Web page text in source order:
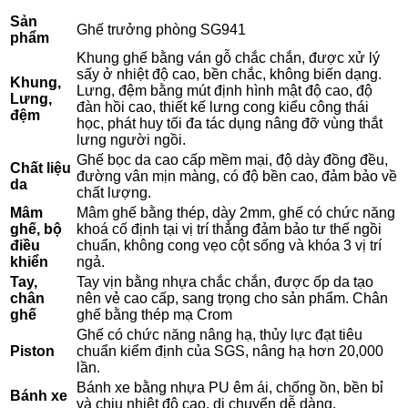
Sản
phẩm
Ghế trưởng phòng SG941
Khung,
Lưng,
đệm
Khung ghế bằng ván gỗ chắc chắn, được xử lý
sấy ở nhiệt độ cao, bền chắc, không biến dạng.
Lưng, đệm bằng mút định hình mật độ cao, độ
đàn hồi cao, thiết kế lưng cong kiểu công thái
học, phát huy tối đa tác dụng nâng đỡ vùng thắt
lưng người ngồi.
Chất liệu
da
Ghế bọc da cao cấp mềm mại, độ dày đồng đều,
đường vân mịn màng, có độ bền cao, đảm bảo về
chất lượng.
Mâm
ghế, bộ
điều
khiển
Mâm ghế bằng thép, dày 2mm, ghế có chức năng
khoá cố định tại vị trí thẳng đảm bảo tư thế ngồi
chuẩn, không cong vẹo cột sống và khóa 3 vị trí
ngả.
Tay,
chân
ghế
Tay vịn bằng nhựa chắc chắn, được ốp da tạo
nên vẻ cao cấp, sang trọng cho sản phẩm. Chân
ghế bằng thép mạ Crom
Piston
Ghế có chức năng nâng hạ, thủy lực đạt tiêu
chuẩn kiểm định của SGS, nâng hạ hơn 20,000
lần.
Bánh xe
Bánh xe bằng nhựa PU êm ái, chống ồn, bền bỉ
và chịu nhiệt độ cao, di chuyển dễ dàng.